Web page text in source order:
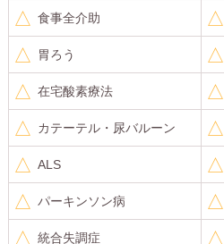
食事全介助
胃ろう
在宅酸素療法
カテーテル・尿バルーン
ALS
パーキンソン病
統合失調症